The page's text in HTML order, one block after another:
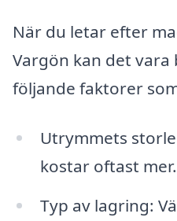
När du letar efter
Vargön kan det vara
följande faktorer
Utrymmets
kostar oftast mer.
Typ av lagring: